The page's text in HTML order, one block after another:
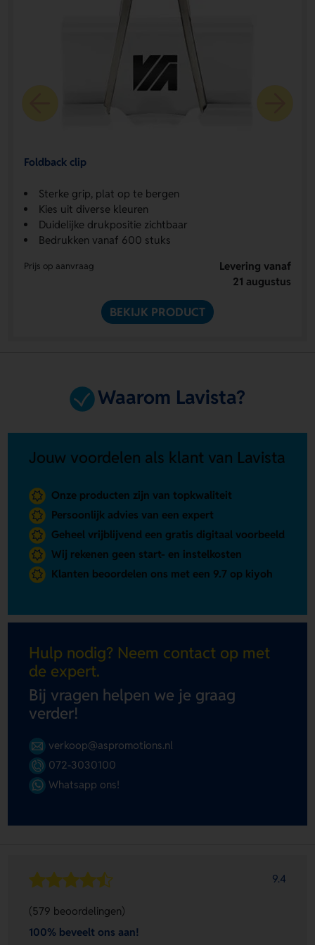
Foldback clip
Sterke grip, plat op te bergen
Kies uit diverse kleuren
Duidelijke drukpositie zichtbaar
Bedrukken vanaf 600 stuks
Prijs op aanvraag
Levering vanaf
21 augustus
BEKIJK PRODUCT
Waarom Lavista?
Jouw voordelen als klant van Lavista
Onze producten zijn van topkwaliteit
Persoonlijk advies van een expert
Geheel vrijblijvend een gratis digitaal voorbeeld
Wij rekenen geen start- en instelkosten
Klanten beoordelen ons met een 9.7 op kiyoh
Hulp nodig? Neem contact op met
de expert.
Bij vragen helpen we je graag
verder!
verkoop@aspromotions.nl
072-3030100
Whatsapp ons!
9.4
(579 beoordelingen)
100% beveelt ons aan!